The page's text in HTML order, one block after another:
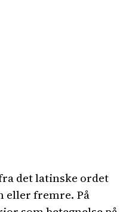
det latinske ordet
eller fremre. På